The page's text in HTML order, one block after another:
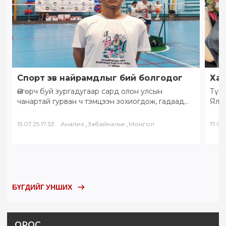
Спорт эв найрамдлыг бий болгодог
Өнгөрч буй зургадугаар сард олон улсын
чанартай гурван ч тэмцээн зохиогдож, гадаад
“Солнечное Забайкалье” буюу…
15.07.25 17:53 Анализ , Забайкалье , Монгол
БҮГДИЙГ УНШИХ